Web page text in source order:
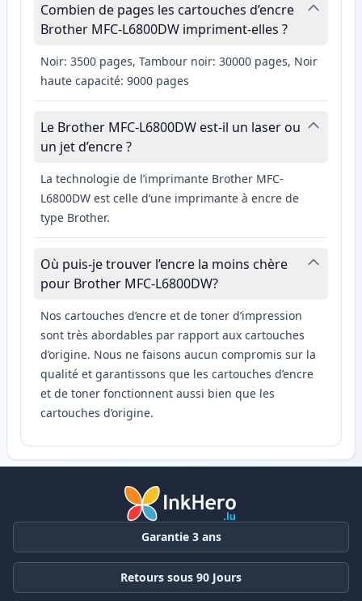
Combien de pages les cartouches d’encre
Brother MFC-L6800DW impriment-elles ?
Noir: 3500 pages, Tambour noir: 30000 pages, Noir
haute capacité: 9000 pages
Le Brother MFC-L6800DW est-il un laser ou
un jet d’encre ?
La technologie de l’imprimante Brother MFC-
L6800DW est celle d’une imprimante à encre de
type Brother.
Où puis-je trouver l’encre la moins chère
pour Brother MFC-L6800DW?
Nos cartouches d’encre et de toner d’impression
sont très abordables par rapport aux cartouches
d’origine. Nous ne faisons aucun compromis sur la
qualité et garantissons que les cartouches d’encre
et de toner fonctionnent aussi bien que les
cartouches d’origine.
Garantie 3 ans
Retours sous 90 Jours